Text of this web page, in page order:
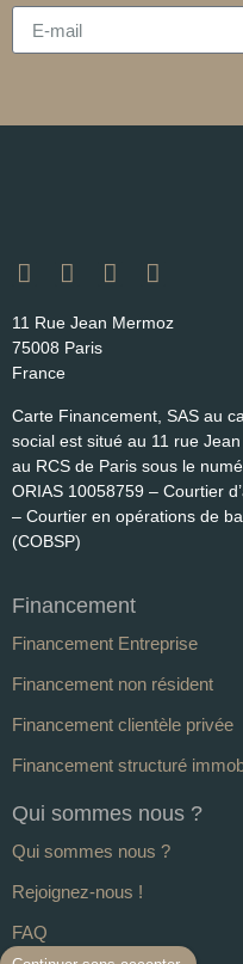
11 Rue Jean Mermoz
75008 Paris
France
Carte Financement, SAS au
social est situé au 11 rue
au RCS de Paris sous le
ORIAS 10058759 – Courtier
– Courtier en opérations de
(COBSP)
Financement
Financement Entreprise
Financement non résident
Financement clientèle privée
Financement structuré
Qui sommes nous ?
Qui sommes nous ?
Rejoignez-nous !
FAQ